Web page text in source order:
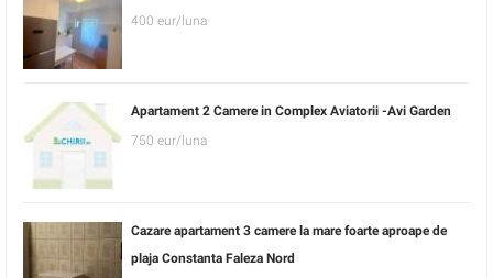
400 eur/luna
Apartament 2 Camere in Complex Aviatorii -Avi Garden
750 eur/luna
Cazare apartament 3 camere la mare foarte aproape de
plaja Constanta Faleza Nord